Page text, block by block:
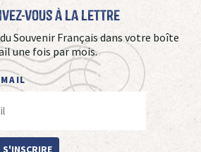
vous à La Lettre
Souvenir Français dans votre boîte
une fois par mois.
S'INSCRIRE